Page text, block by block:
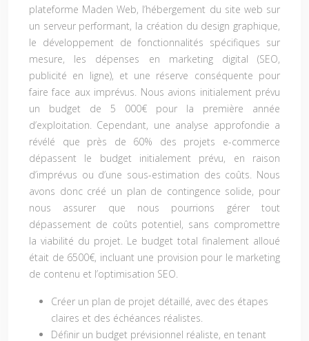
plateforme Maden Web, l’hébergement du site web sur
un serveur performant, la création du design graphique,
le développement de fonctionnalités spécifiques sur
mesure, les dépenses en marketing digital (SEO,
publicité en ligne), et une réserve conséquente pour
faire face aux imprévus. Nous avions initialement prévu
un budget de 5 000€ pour la première année
d’exploitation. Cependant, une analyse approfondie a
révélé que près de 60% des projets e-commerce
dépassent le budget initialement prévu, en raison
d’imprévus ou d’une sous-estimation des coûts. Nous
avons donc créé un plan de contingence solide, pour
nous assurer que nous pourrions gérer tout
dépassement de coûts potentiel, sans compromettre
la viabilité du projet. Le budget total finalement alloué
était de 6500€, incluant une provision pour le marketing
de contenu et l’optimisation SEO.
Créer un plan de projet détaillé, avec des étapes
claires et des échéances réalistes.
Définir un budget prévisionnel réaliste, en tenant